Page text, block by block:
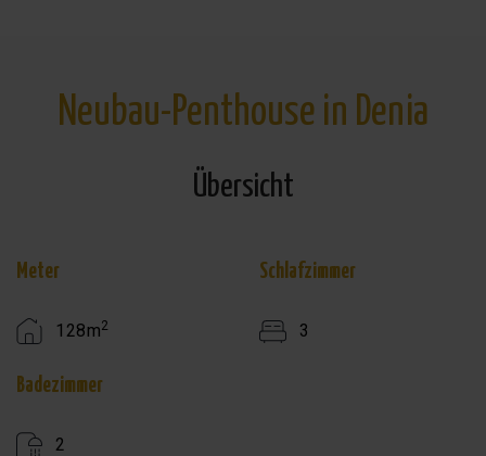
Neubau-Penthouse in Denia
Übersicht
Meter
128m2
Schlafzimmer
3
Badezimmer
2